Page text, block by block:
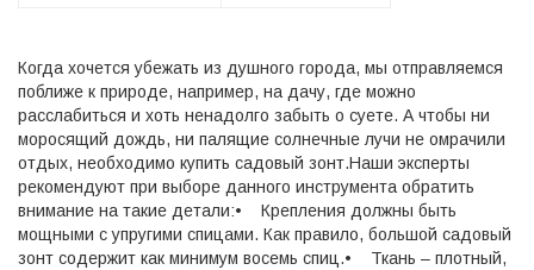
Когда хочется убежать из душного города, мы отправляемся
поближе к природе, например, на дачу, где можно
расслабиться и хоть ненадолго забыть о суете. А чтобы ни
моросящий дождь, ни палящие солнечные лучи не омрачили
отдых, необходимо купить садовый зонт.Наши эксперты
рекомендуют при выборе данного инструмента обратить
внимание на такие детали:• Крепления должны быть
мощными с упругими спицами. Как правило, большой садовый
зонт содержит как минимум восемь спиц.• Ткань – плотный,